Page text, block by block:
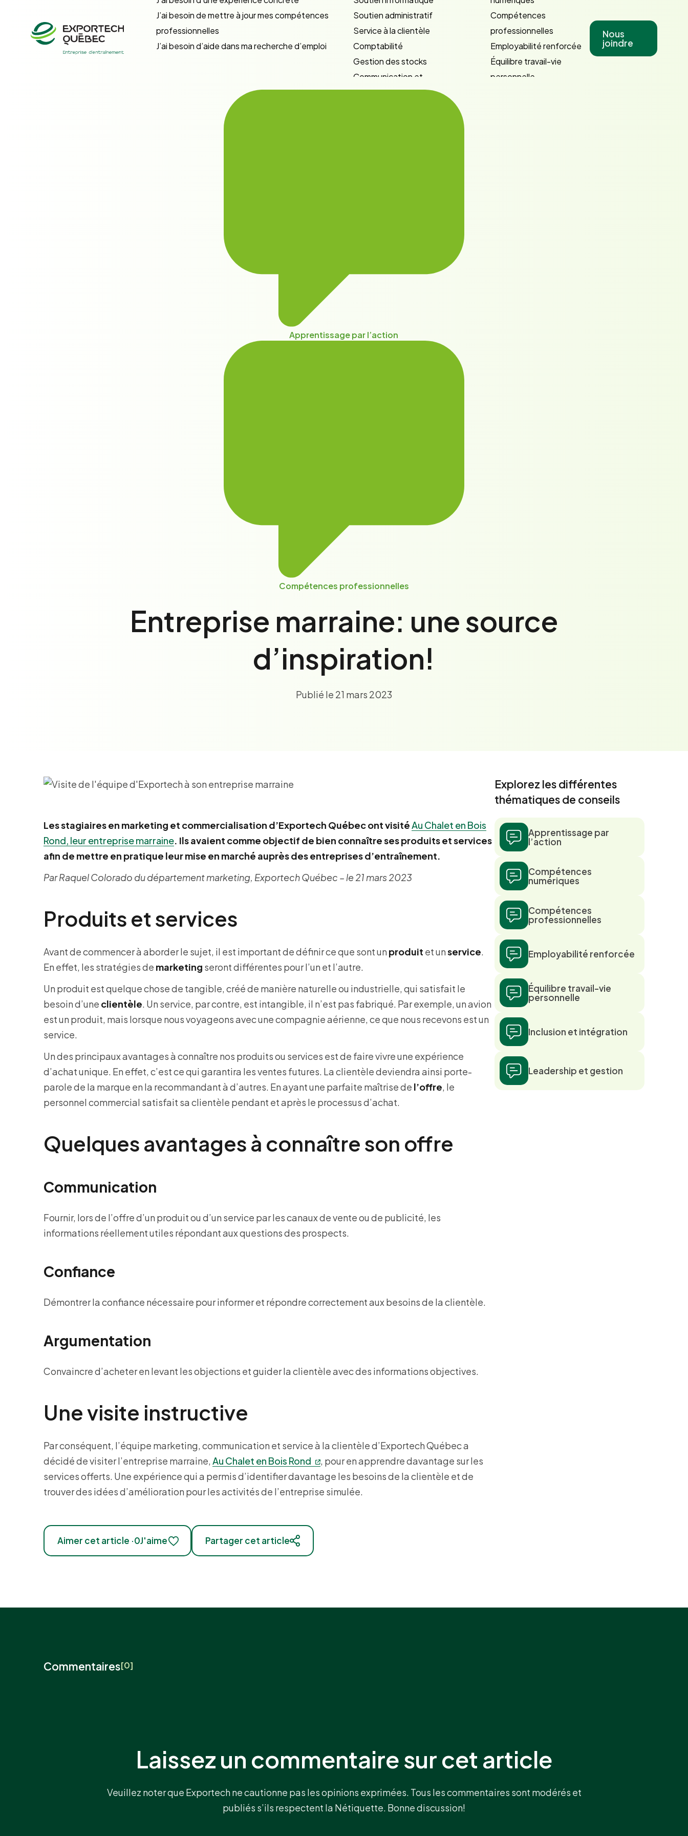
J’ai besoin de mettre à jour mes compétences
professionnelles
J’ai besoin d’aide dans ma recherche d’emploi
Soutien administratif
Service à la clientèle
Comptabilité
Gestion des stocks
Communication et
marketing
Compétences
professionnelles
Employabilité renforcée
Équilibre travail-vie
personnelle
Nous
joindre
Apprentissage par l’action
Compétences professionnelles
Entreprise marraine: une source
d’inspiration!
Publié le 21 mars 2023
Les stagiaires en marketing et commercialisation d’Exportech Québec ont visitéAu Chalet en Bois
Rond, leur entreprise marraine. Ils avaient comme objectif de bien connaître ses produits et services
afin de mettre en pratique leur mise en marché auprès des entreprises d’entraînement.
Par Raquel Colorado du département marketing, Exportech Québec – le 21 mars 2023
Produits et services
Avant de commencer à aborder le sujet, il est important de définir ce que sont un produit et unservice.
En effet, les stratégies de marketing seront différentes pour l’un et l’autre.
Un produit est quelque chose de tangible, créé de manière naturelle ou industrielle, qui satisfait le
besoin d’une clientèle. Un service, par contre, est intangible, il n’est pas fabriqué. Par exemple, un avion
est un produit, mais lorsque nous voyageons avec une compagnie aérienne, ce que nous recevons est un
service.
Un des principaux avantages à connaître nos produits ou services est de faire vivre une expérience
d’achat unique. En effet, c’est ce qui garantira les ventes futures. La clientèle deviendra ainsi porte-
parole de la marque en la recommandant à d’autres. En ayant une parfaite maîtrise de l’offre, le
personnel commercial satisfait sa clientèle pendant et après le processus d’achat.
Quelques avantages à connaître son offre
Communication
Fournir, lors de l’offre d’un produit ou d’un service par les canaux de vente ou de publicité, les
informations réellement utiles répondant aux questions des prospects.
Confiance
Démontrer la confiance nécessaire pour informer et répondre correctement aux besoins de la clientèle.
Argumentation
Convaincre d’acheter en levant les objections et guider la clientèle avec des informations objectives.
Une visite instructive
Par conséquent, l’équipe marketing, communication et service à la clientèle d’Exportech Québec a
décidé de visiter l’entreprise marraine, Au Chalet en Bois Rond
, pour en apprendre davantage sur les
services offerts. Une expérience qui a permis d’identifier davantage les besoins de la clientèle et de
trouver des idées d’amélioration pour les activités de l’entreprise simulée.
Aimer cet article ·0J'aime Partager cet article
Explorez les différentes
thématiques de conseils
Apprentissage par
l’action
Compétences
numériques
Compétences
professionnelles
Employabilité renforcée
Équilibre travail-vie
personnelle
Inclusion et intégration
Leadership et gestion
Commentaires[0]
Laissez un commentaire sur cet article
Veuillez noter que Exportech ne cautionne pas les opinions exprimées. Tous les commentaires sont modérés et
publiés s’ils respectent la Nétiquette. Bonne discussion!